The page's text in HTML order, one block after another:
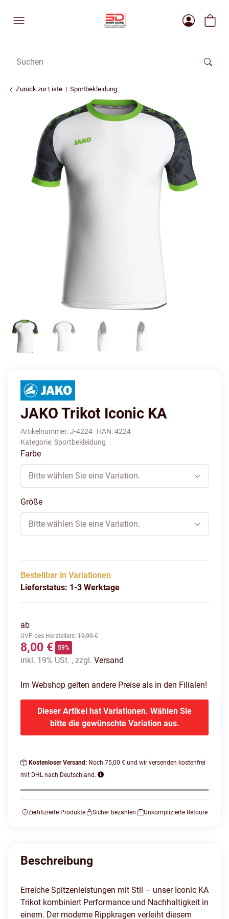
Zurück zur Liste Sportbekleidung
JAKO Trikot Iconic KA
Artikelnummer:J-4224 HAN:4224
Kategorie:Sportbekleidung
Farbe
Bitte wählen Sie eine Variation.
Größe
Bitte wählen Sie eine Variation.
Bestellbar in Variationen
Lieferstatus: 1-3 Werktage
ab
UVP des Herstellers: 19,99 €
8,00 € 59%
inkl. 19% USt. , zzgl. Versand
Im Webshop gelten andere Preise als in den Filialen!
Dieser Artikel hat Variationen. Wählen Sie
bitte die gewünschte Variation aus.
Kostenloser Versand: Noch 75,00 € und wir versenden kostenfrei
mit DHL nach Deutschland.
Zertifizierte Produkte Sicher bezahlen Unkomplizierte Retoure
Beschreibung
Erreiche Spitzenleistungen mit Stil – unser Iconic KA
Trikot kombiniert Performance und Nachhaltigkeit in
einem. Der moderne Rippkragen verleiht diesem